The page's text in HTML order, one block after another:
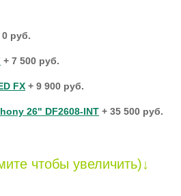
0 руб.
+ 7 500 руб.
FX + 9 900 руб.
26" DF2608-INT + 35 500 руб.
чтобы увеличить)↓